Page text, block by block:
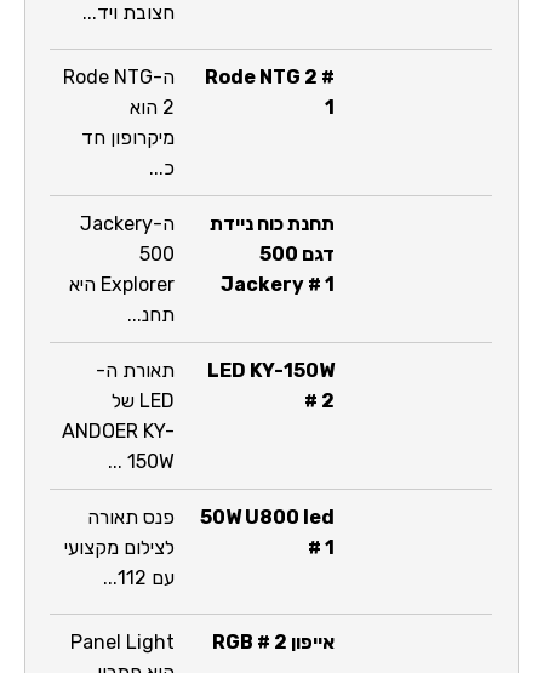
חצובת ויד...
Rode NTG 2 #
1
ה-Rode NTG
2 הוא
מיקרופון חד
כ...
תחנת כוח ניידת
דגם 500
Jackery # 1
ה-Jackery
500
Explorer היא
תחנ...
LED KY-150W
# 2
תאורת ה-
LED של
ANDOER KY-
150W ...
50W U800 led
# 1
פנס תאורה
לצילום מקצועי
עם 112...
אייפון RGB # 2
Panel Light